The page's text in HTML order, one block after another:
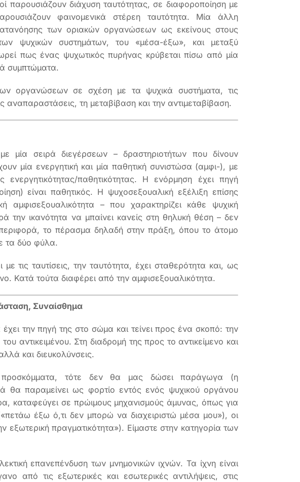
παρουσιάζουν διάχυση ταυτότητας, σε διαφοροποίηση με
φαινομενικά στέρεη ταυτότητα. Μία άλλη
των οριακών οργανώσεων ως εκείνους στους
ψυχικών συστημάτων, του «μέσα-έξω», και μεταξύ
πως ένας ψυχωτικός πυρήνας κρύβεται πίσω από μία
συμπτώματα.
οργανώσεων σε σχέση με τα ψυχικά συστήματα, τις
αναπαραστάσεις, τη μεταβίβαση και την αντιμεταβίβαση.
μία σειρά διεγέρσεων – δραστηριοτήτων που δίνουν
μία ενεργητική και μία παθητική συνιστώσα (αμφι-), με
παθητικότητας. Η ενόρμηση έχει πηγή
είναι παθητικός. Η ψυχοσεξουαλική εξέλιξη επίσης
αμφισεξουαλικότητα – που χαρακτηρίζει κάθε ψυχική
ικανότητα να μπαίνει κανείς στη θηλυκή θέση – δεν
το πέρασμα δηλαδή στην πράξη, όπου το άτομο
τα δύο φύλα.
τις ταυτίσεις, την ταυτότητα, έχει σταθερότητα και, ως
Κατά τούτα διαφέρει από την αμφισεξουαλικότητα.
Συναίσθημα
την πηγή της στο σώμα και τείνει προς ένα σκοπό: την
αντικειμένου. Στη διαδρομή της προς το αντικείμενο και
και διευκολύνσεις.
τότε δεν θα μας δώσει παράγωγα (η
θα παραμείνει ως φορτίο εντός ενός ψυχικού οργάνου
καταφεύγει σε πρώιμους μηχανισμούς άμυνας, όπως για
έξω ό,τι δεν μπορώ να διαχειριστώ μέσα μου»), οι
εξωτερική πραγματικότητα»). Είμαστε στην κατηγορία των
επανεπένδυση των μνημονικών ιχνών. Τα ίχνη είναι
από τις εξωτερικές και εσωτερικές αντιλήψεις, στις